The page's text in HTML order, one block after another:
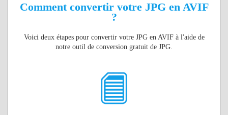
Comment convertir votre JPG en AVIF
?
Voici deux étapes pour convertir votre JPG en AVIF à l'aide de
notre outil de conversion gratuit de JPG.